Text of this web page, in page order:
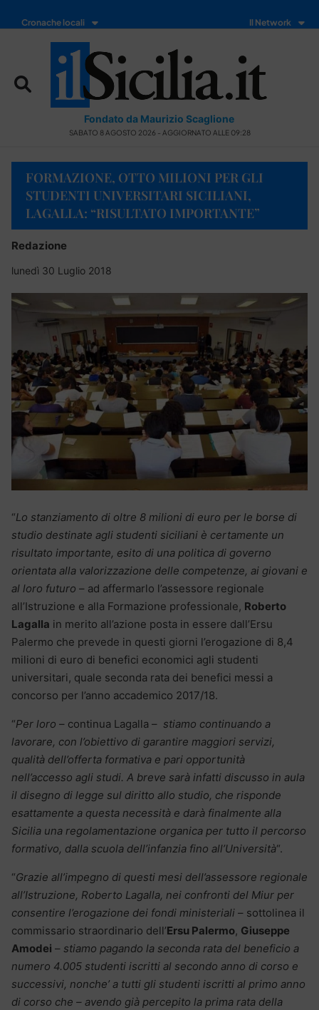
Cronache locali Il Network
Fondato da Maurizio Scaglione
SABATO 8 AGOSTO 2026 - AGGIORNATO ALLE 09:28
FORMAZIONE, OTTO MILIONI PER GLI
STUDENTI UNIVERSITARI SICILIANI,
LAGALLA: “RISULTATO IMPORTANTE”
Redazione
lunedì 30 Luglio 2018
“Lo stanziamento di oltre 8 milioni di euro per le borse di
studio destinate agli studenti siciliani è certamente un
risultato importante, esito di una politica di governo
orientata alla valorizzazione delle competenze, ai giovani e
al loro futuro – ad affermarlo l’assessore regionale
all’Istruzione e alla Formazione professionale, Roberto
Lagalla in merito all’azione posta in essere dall’Ersu
Palermo che prevede in questi giorni l’erogazione di 8,4
milioni di euro di benefici economici agli studenti
universitari, quale seconda rata dei benefici messi a
concorso per l’anno accademico 2017/18.
“Per loro – continua Lagalla – stiamo continuando a
lavorare, con l’obiettivo di garantire maggiori servizi,
qualità dell’offerta formativa e pari opportunità
nell’accesso agli studi. A breve sarà infatti discusso in aula
il disegno di legge sul diritto allo studio, che risponde
esattamente a questa necessità e darà finalmente alla
Sicilia una regolamentazione organica per tutto il percorso
formativo, dalla scuola dell’infanzia fino all’Università“.
“Grazie all’impegno di questi mesi dell’assessore regionale
all’Istruzione, Roberto Lagalla, nei confronti del Miur per
consentire l’erogazione dei fondi ministeriali – sottolinea il
commissario straordinario dell’Ersu Palermo, Giuseppe
Amodei – stiamo pagando la seconda rata del beneficio a
numero 4.005 studenti iscritti al secondo anno di corso e
successivi, nonche’ a tutti gli studenti iscritti al primo anno
di corso che – avendo già percepito la prima rata della